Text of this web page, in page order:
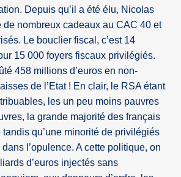
Depuis qu’il a été élu, Nicolas
de nombreux cadeaux au CAC 40 et
Le bouclier fiscal, c’est 14
15 000 foyers fiscaux privilégiés.
458 millions d’euros en non-
de l’Etat ! En clair, le RSA étant
les un peu moins pauvres
la grande majorité des français
qu’une minorité de privilégiés
l’opulence. A cette politique, on
d’euros injectés sans